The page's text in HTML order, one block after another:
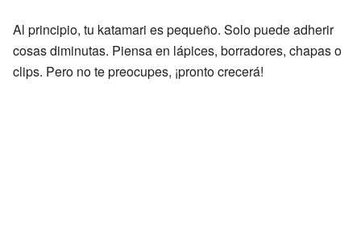
Al principio, tu katamari es pequeño. Solo puede adherir
cosas diminutas. Piensa en lápices, borradores, chapas o
clips. Pero no te preocupes, ¡pronto crecerá!